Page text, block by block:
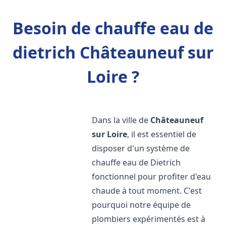
Besoin de chauffe eau de
dietrich Châteauneuf sur
Loire ?
Dans la ville de Châteauneuf
sur Loire, il est essentiel de
disposer d'un système de
chauffe eau de Dietrich
fonctionnel pour profiter d'eau
chaude à tout moment. C'est
pourquoi notre équipe de
plombiers expérimentés est à